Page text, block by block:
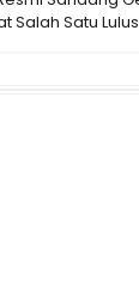
Salah Satu